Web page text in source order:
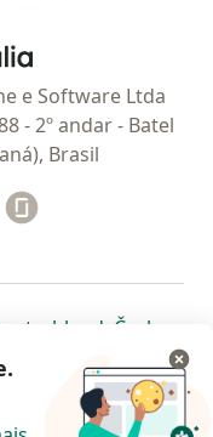
- Homepage
e Software Ltda
- 2º andar - Batel
Brasil
separador
novo separador
Linkedin
abre num novo
novo separador
num novoabre num
Česko
separador
novo separador
abre num novoabre num
abre
num novo